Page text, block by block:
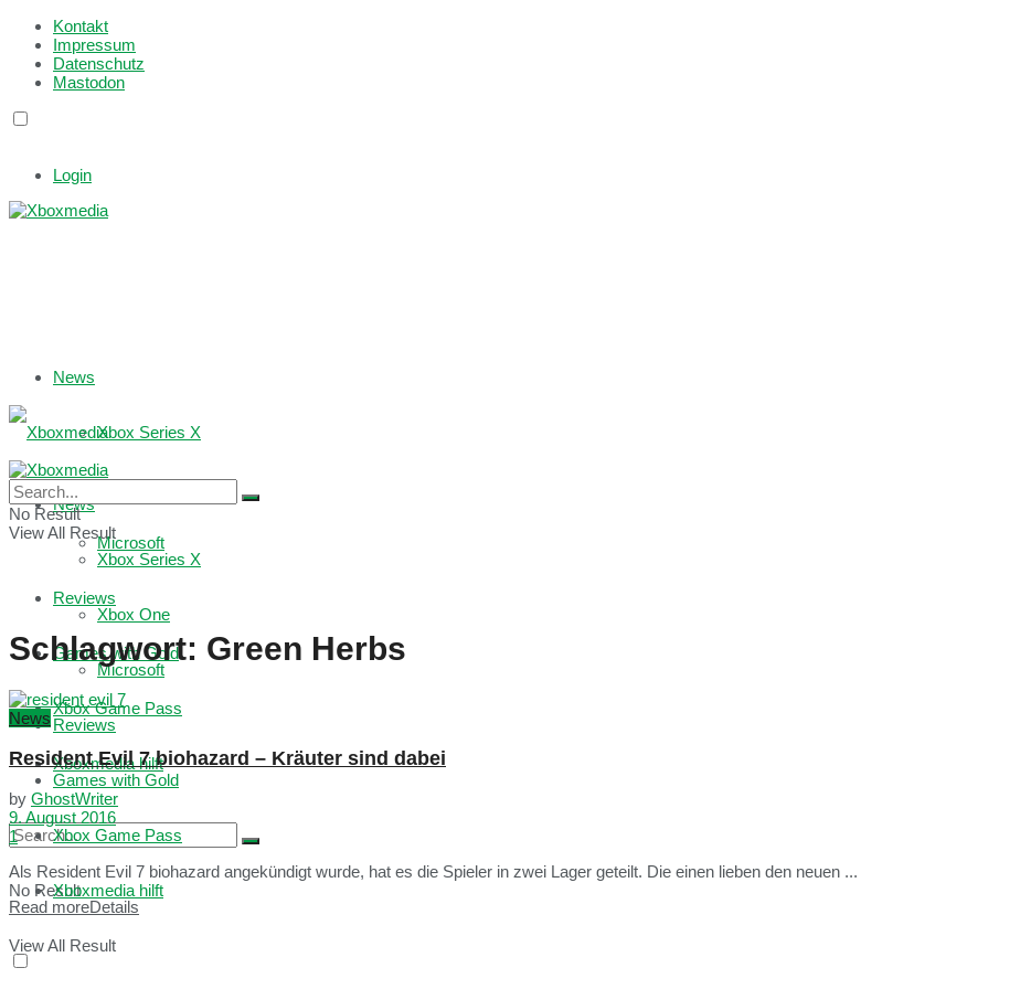
Kontakt
Impressum
Datenschutz
Mastodon
Login
News
Xbox Series X
Microsoft
Reviews
Games with Gold
Xbox Game Pass
Xboxmedia hilft
No Result
View All Result
News
Xbox Series X
Xbox One
Microsoft
Reviews
Games with Gold
Xbox Game Pass
Xboxmedia hilft
No Result
View All Result
Schlagwort: Green Herbs
News
Resident Evil 7 biohazard – Kräuter sind dabei
by GhostWriter
9. August 2016
1
Als Resident Evil 7 biohazard angekündigt wurde, hat es die Spieler in zwei Lager geteilt. Die einen lieben den neuen ...
Read moreDetails